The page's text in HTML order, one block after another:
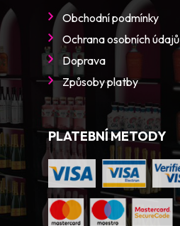
Obchodní podmínky
Ochrana osobních údajů
Doprava
Způsoby platby
PLATEBNÍ METODY